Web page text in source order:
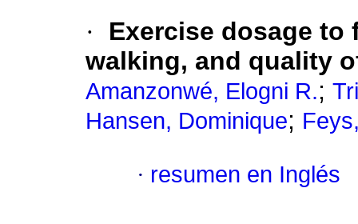
·
Exercise dosage to
walking, and quality
Amanzonwé, Elogni R.;
Hansen, Dominique;
· resumen en Inglés